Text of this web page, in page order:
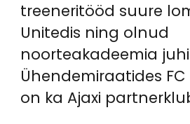
treeneritööd suure
Unitedis ning olnud
noorteakadeemia
Ühendemiraatides FC
on ka Ajaxi